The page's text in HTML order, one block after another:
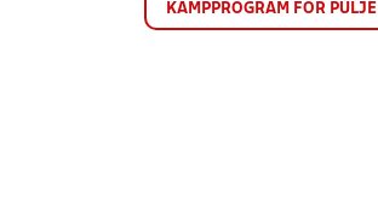
KAMPPROGRAM FOR PULJE